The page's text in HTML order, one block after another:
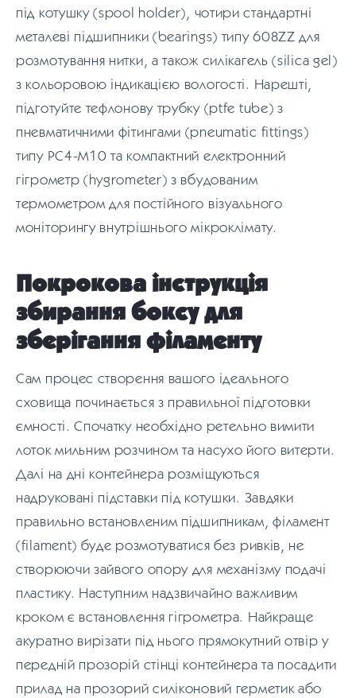
під котушку (spool holder), чотири стандартні
металеві підшипники (bearings) типу 608ZZ для
розмотування нитки, а також силікагель (silica gel)
з кольоровою індикацією вологості. Нарешті,
підготуйте тефлонову трубку (ptfe tube) з
пневматичними фітингами (pneumatic fittings)
типу PC4-M10 та компактний електронний
гігрометр (hygrometer) з вбудованим
термометром для постійного візуального
моніторингу внутрішнього мікроклімату.
Покрокова інструкція
збирання боксу для
зберігання філаменту
Сам процес створення вашого ідеального
сховища починається з правильної підготовки
ємності. Спочатку необхідно ретельно вимити
лоток мильним розчином та насухо його витерти.
Далі на дні контейнера розміщуються
надруковані підставки під котушки. Завдяки
правильно встановленим підшипникам, філамент
(filament) буде розмотуватися без ривків, не
створюючи зайвого опору для механізму подачі
пластику. Наступним надзвичайно важливим
кроком є встановлення гігрометра. Найкраще
акуратно вирізати під нього прямокутний отвір у
передній прозорій стінці контейнера та посадити
прилад на прозорий силіконовий герметик або